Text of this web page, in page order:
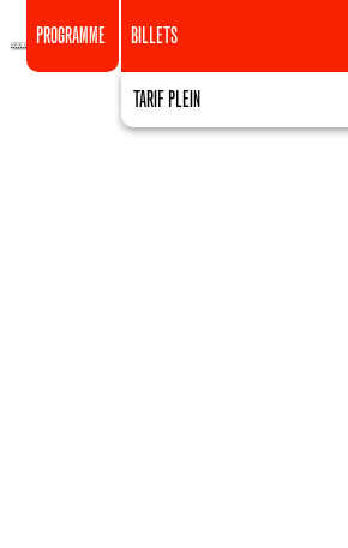
PROGRAMME BILLETS
TARIF PLEIN